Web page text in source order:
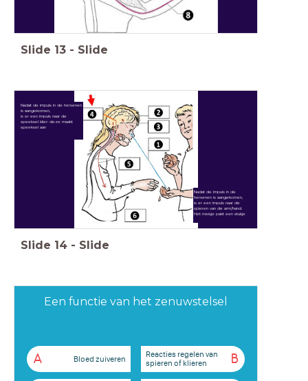
Slide 13 - Slide
Nadat de impuls in de hersenen
is aangekomen,
is er een impuls naar de
speeksel klier: deze maakt
speeksel aan
Nadat de impuls in de
hersenen is aangekomen,
is er een impuls naar de
spieren van de arm/hand.
Het meisje pakt een stukje
Slide 14 - Slide
Een functie van het zenuwstelsel
A Bloed zuiveren B
Reacties regelen van
spieren of klieren